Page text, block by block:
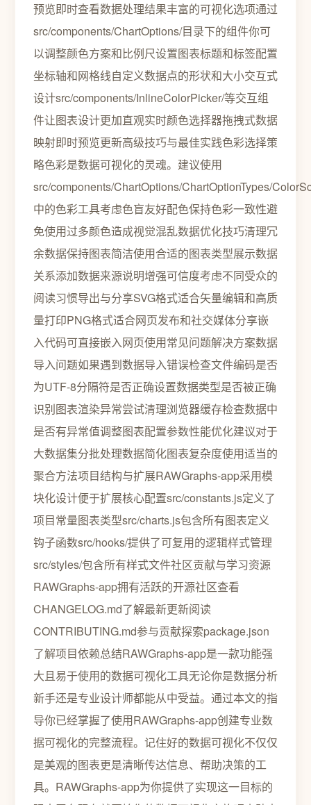
预览即时查看数据处理结果丰富的可视化选项通过
src/components/ChartOptions/目录下的组件你可
以调整颜色方案和比例尺设置图表标题和标签配置
坐标轴和网格线自定义数据点的形状和大小交互式
设计src/components/InlineColorPicker/等交互组
件让图表设计更加直观实时颜色选择器拖拽式数据
映射即时预览更新高级技巧与最佳实践色彩选择策
略色彩是数据可视化的灵魂。建议使用
src/components/ChartOptions/ChartOptionTypes/
中的色彩工具考虑色盲友好配色保持色彩一致性避
免使用过多颜色造成视觉混乱数据优化技巧清理冗
余数据保持图表简洁使用合适的图表类型展示数据
关系添加数据来源说明增强可信度考虑不同受众的
阅读习惯导出与分享SVG格式适合矢量编辑和高质
量打印PNG格式适合网页发布和社交媒体分享嵌
入代码可直接嵌入网页使用常见问题解决方案数据
导入问题如果遇到数据导入错误检查文件编码是否
为UTF-8分隔符是否正确设置数据类型是否被正确
识别图表渲染异常尝试清理浏览器缓存检查数据中
是否有异常值调整图表配置参数性能优化建议对于
大数据集分批处理数据简化图表复杂度使用适当的
聚合方法项目结构与扩展RAWGraphs-app采用模
块化设计便于扩展核心配置src/constants.js定义了
项目常量图表类型src/charts.js包含所有图表定义
钩子函数src/hooks/提供了可复用的逻辑样式管理
src/styles/包含所有样式文件社区贡献与学习资源
RAWGraphs-app拥有活跃的开源社区查看
CHANGELOG.md了解最新更新阅读
CONTRIBUTING.md参与贡献探索package.json
了解项目依赖总结RAWGraphs-app是一款功能强
大且易于使用的数据可视化工具无论你是数据分析
新手还是专业设计师都能从中受益。通过本文的指
导你已经掌握了使用RAWGraphs-app创建专业数
据可视化的完整流程。记住好的数据可视化不仅仅
是美观的图表更是清晰传达信息、帮助决策的工
具。RAWGraphs-app为你提供了实现这一目标的